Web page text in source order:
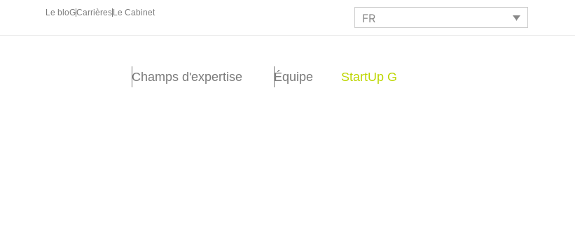
Le bloGCarrières Le Cabinet FR
Champs d'expertise Équipe StartUp G